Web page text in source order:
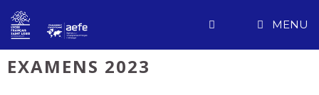
Aller
au
contenu
MENU
EXAMENS 2023